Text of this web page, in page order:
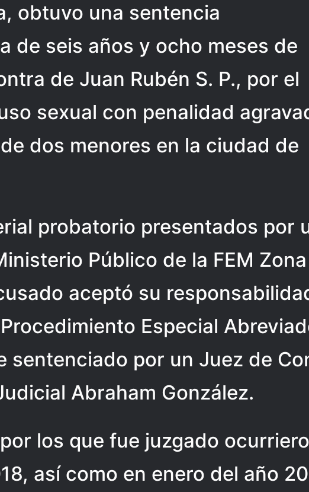
obtuvo una sentencia
de seis años y ocho meses de
de Juan Rubén S. P., por el
sexual con penalidad
dos menores en la ciudad de
probatorio presentados por
Público de la FEM Zona
aceptó su
Especial
sentenciado por un Juez de
Abraham González.
los que fue juzgado
así como en enero del año